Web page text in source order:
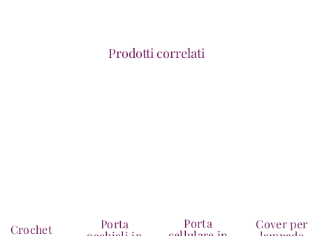
Prodotti correlati
Crochet
Porta
Porta
Cover per